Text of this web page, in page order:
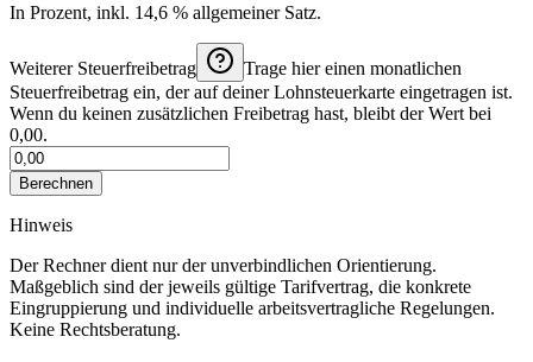
In Prozent, inkl. 14,6 % allgemeiner Satz.
Weiterer Steuerfreibetrag
Trage hier einen monatlichen
Steuerfreibetrag ein, der auf deiner Lohnsteuerkarte eingetragen ist.
Wenn du keinen zusätzlichen Freibetrag hast, bleibt der Wert bei
0,00.
Berechnen
Hinweis
Der Rechner dient nur der unverbindlichen Orientierung.
Maßgeblich sind der jeweils gültige Tarifvertrag, die konkrete
Eingruppierung und individuelle arbeitsvertragliche Regelungen.
Keine Rechtsberatung.